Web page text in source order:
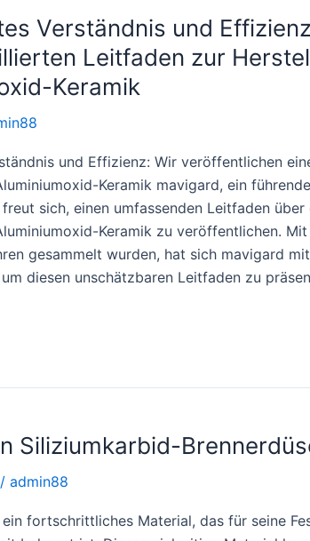
Verständnis und
Leitfaden zur
Keramik
und Effizienz: Wir veröffentlichen
Keramik mavigard, ein
sich, einen umfassenden Leitfaden
Keramik zu veröffentlichen.
gesammelt wurden, hat sich mavigard
diesen unschätzbaren Leitfaden zu
Siliziumkarbid-
/ admin88
fortschrittliches Material, das für seine